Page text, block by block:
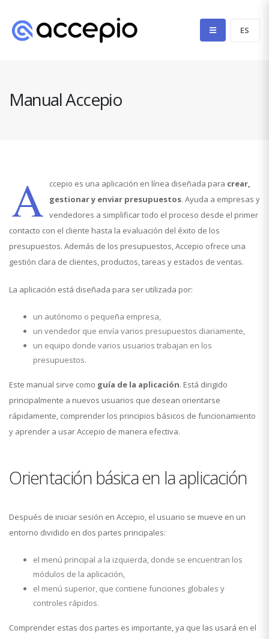
Manual Accepio
A ccepio es una aplicación en línea diseñada para crear,
gestionar y enviar presupuestos. Ayuda a empresas y
vendedores a simplificar todo el proceso desde el primer
contacto con el cliente hasta la evaluación del éxito de los
presupuestos. Además de los presupuestos, Accepio ofrece una
gestión clara de clientes, productos, tareas y estados de ventas.
La aplicación está diseñada para ser utilizada por:
un autónomo o pequeña empresa,
un vendedor que envía varios presupuestos diariamente,
un equipo donde varios usuarios trabajan en los
presupuestos.
Este manual sirve como guía de la aplicación. Está dirigido
principalmente a nuevos usuarios que desean orientarse
rápidamente, comprender los principios básicos de funcionamiento
y aprender a usar Accepio de manera efectiva.
Orientación básica en la aplicación
Después de iniciar sesión en Accepio, el usuario se mueve en un
entorno dividido en dos partes principales:
el menú principal a la izquierda, donde se encuentran los
módulos de la aplicación,
el menú superior, que contiene funciones globales y
controles rápidos.
Comprender estas dos partes es importante, ya que las usará en el